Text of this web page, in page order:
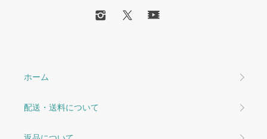
ホーム
配送・送料について